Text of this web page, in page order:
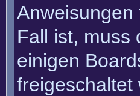
Fall ist, muss
einigen
freigeschaltet